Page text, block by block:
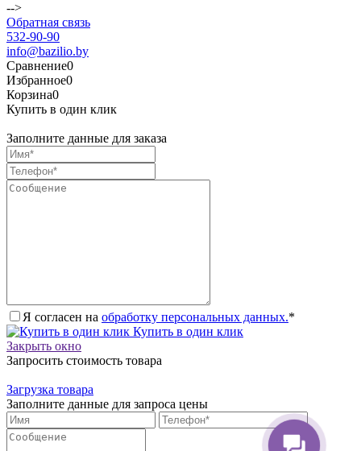
-->
Обратная связь
532-90-90
info@bazilio.by
Сравнение0
Избранное0
Корзина0
Купить в один клик
Заполните данные для заказа
Я согласен на обработку персональных данных.*
Купить в один клик
Закрыть окно
Запросить стоимость товара
Загрузка товара
Заполните данные для запроса цены